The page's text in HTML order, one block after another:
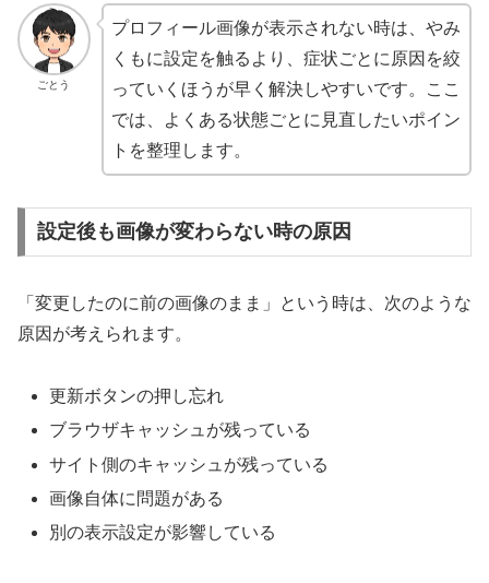
ごとう
プロフィール画像が表示されない時は、やみ
くもに設定を触るより、症状ごとに原因を絞
っていくほうが早く解決しやすいです。ここ
では、よくある状態ごとに見直したいポイン
トを整理します。
設定後も画像が変わらない時の原因
「変更したのに前の画像のまま」という時は、次のような
原因が考えられます。
更新ボタンの押し忘れ
ブラウザキャッシュが残っている
サイト側のキャッシュが残っている
画像自体に問題がある
別の表示設定が影響している